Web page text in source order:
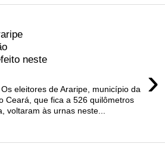
neste
›
eleitores de Araripe, município da
Ceará, que fica a 526 quilômetros
voltaram às urnas neste...